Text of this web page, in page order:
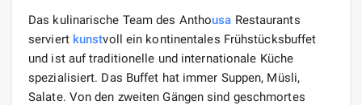
Das kulinarische Team des Anthousa Restaurants
serviert kunstvoll ein kontinentales Frühstücksbuffet
und ist auf traditionelle und internationale Küche
spezialisiert. Das Buffet hat immer Suppen, Müsli,
Salate. Von den zweiten Gängen sind geschmortes